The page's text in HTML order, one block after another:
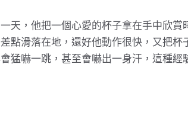
天，他把一個心愛的杯子拿在手中欣
點滑落在地，還好他動作很快，又把杯
猛嚇一跳，甚至會嚇出一身汗，這種經